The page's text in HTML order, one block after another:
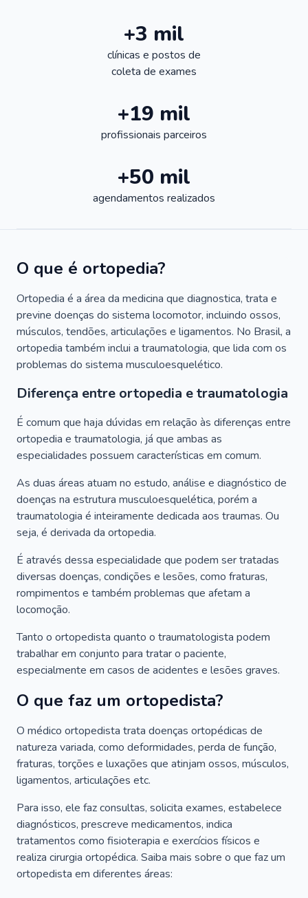
+3 mil
clínicas e postos de
coleta de exames
+19 mil
profissionais parceiros
+50 mil
agendamentos realizados
O que é ortopedia?
Ortopedia é a área da medicina que diagnostica, trata e
previne doenças do sistema locomotor, incluindo ossos,
músculos, tendões, articulações e ligamentos. No Brasil, a
ortopedia também inclui a traumatologia, que lida com os
problemas do sistema musculoesquelético.
Diferença entre ortopedia e traumatologia
É comum que haja dúvidas em relação às diferenças entre
ortopedia e traumatologia, já que ambas as
especialidades possuem características em comum.
As duas áreas atuam no estudo, análise e diagnóstico de
doenças na estrutura musculoesquelética, porém a
traumatologia é inteiramente dedicada aos traumas. Ou
seja, é derivada da ortopedia.
É através dessa especialidade que podem ser tratadas
diversas doenças, condições e lesões, como fraturas,
rompimentos e também problemas que afetam a
locomoção.
Tanto o ortopedista quanto o traumatologista podem
trabalhar em conjunto para tratar o paciente,
especialmente em casos de acidentes e lesões graves.
O que faz um ortopedista?
O médico ortopedista trata doenças ortopédicas de
natureza variada, como deformidades, perda de função,
fraturas, torções e luxações que atinjam ossos, músculos,
ligamentos, articulações etc.
Para isso, ele faz consultas, solicita exames, estabelece
diagnósticos, prescreve medicamentos, indica
tratamentos como fisioterapia e exercícios físicos e
realiza cirurgia ortopédica. Saiba mais sobre o que faz um
ortopedista em diferentes áreas: